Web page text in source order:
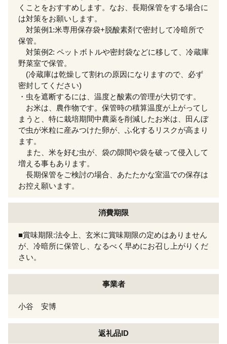
くことをおすすめします。なお、長期保管をする場合に
は対策をお願いします。
対策例1:米専用保存袋+脱酸素剤で密封して冷暗所で
保管。
対策例2: ペットボトルや密封袋などに移して、冷蔵庫
野菜室で保管。
(冷蔵庫は乾燥して割れの原因になりますので、必ず
密封してください)
・虫を遮断するには、温度と酸素の管理が大切です。
お米は、農作物です。保管時の積算温度が上がってし
まうと、特に栽培期間中農薬を削減したお米は、田んぼ
で虫が米粒に産みつけた卵が、ふ化するリスクが高まり
ます。
また、米を好む虫が、袋の隙間や袋を破って侵入して
増える事もあります。
長期保管をご検討の場合、あたたかな室温での保存は
お控え願います。
消費期限
■賞味期限:法令上、玄米に賞味期限の定めはありません
が、冷暗所に保管し、なるべく早めにお召し上がりくだ
さい。
事業者
小谷 安博
返礼品ID